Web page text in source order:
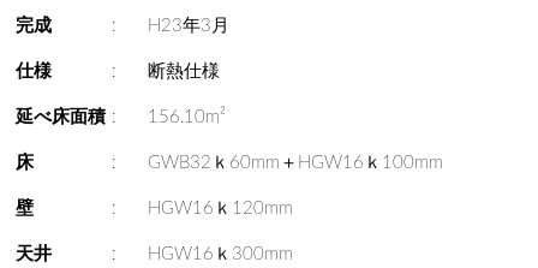
完成 : H23年3月
仕様 : 断熱仕様
延べ床面積 : 156.10m²
床 : GWB32ｋ60mm＋HGW16ｋ100mm
壁 : HGW16ｋ120mm
天井 : HGW16ｋ300mm